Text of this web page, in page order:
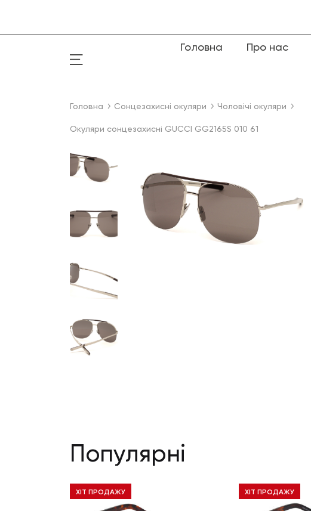
Головна Про нас
Головна Сонцезахисні окуляри Чоловічі окуляри
Окуляри сонцезахисні GUCCI GG2165S 010 61
Популярні
ХІТ ПРОДАЖУ ХІТ ПРОДАЖУ